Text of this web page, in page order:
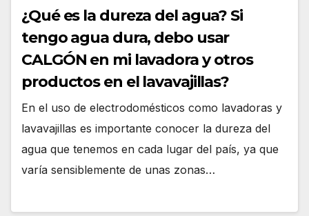
¿Qué es la dureza del agua? Si
tengo agua dura, debo usar
CALGÓN en mi lavadora y otros
productos en el lavavajillas?
En el uso de electrodomésticos como lavadoras y
lavavajillas es importante conocer la dureza del
agua que tenemos en cada lugar del país, ya que
varía sensiblemente de unas zonas…